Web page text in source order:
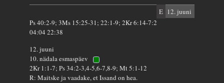
E 12. juuni
Ps 40:2-9; 3Ms 15:25-31; 22:1-9; 2Kr 6:14-7:2
04:04 22:38
12. juuni
10. nädala esmaspäev
2Kr 1:1-7; Ps 34:2-3,4-5,6-7,8-9; Mt 5:1-12
R: Maitske ja vaadake, et Issand on hea.